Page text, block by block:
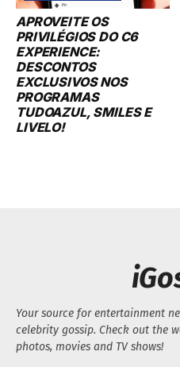
APROVEITE OS
PRIVILÉGIOS DO C6
EXPERIENCE:
DESCONTOS
EXCLUSIVOS NOS
PROGRAMAS
TUDOAZUL, SMILES E
LIVELO!
Your source for entertainment
celebrity gossip. Check out the
photos, movies and TV shows!